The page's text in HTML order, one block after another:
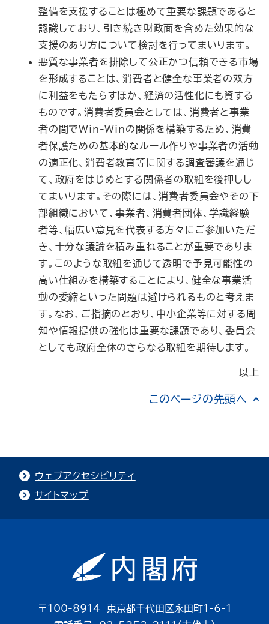
整備を支援することは極めて重要な課題であると
認識しており、引き続き財政面を含めた効果的な
支援のあり方について検討を行ってまいります。
悪質な事業者を排除して公正かつ信頼できる市場
を形成することは、消費者と健全な事業者の双方
に利益をもたらすほか、経済の活性化にも資する
ものです。消費者委員会としては、消費者と事業
者の間でWin-Winの関係を構築するため、消費
者保護ための基本的なルール作りや事業者の活動
の適正化、消費者教育等に関する調査審議を通じ
て、政府をはじめとする関係者の取組を後押しし
てまいります。その際には、消費者委員会やその下
部組織において、事業者、消費者団体、学識経験
者等、幅広い意見を代表する方々にご参加いただ
き、十分な議論を積み重ねることが重要でありま
す。このような取組を通じて透明で予見可能性の
高い仕組みを構築することにより、健全な事業活
動の委縮といった問題は避けられるものと考えま
す。なお、ご指摘のとおり、中小企業等に対する周
知や情報提供の強化は重要な課題であり、委員会
としても政府全体のさらなる取組を期待します。
以上
このページの先頭へ
ウェブアクセシビリティ
サイトマップ
〒100-8914 東京都千代田区永田町1-6-1